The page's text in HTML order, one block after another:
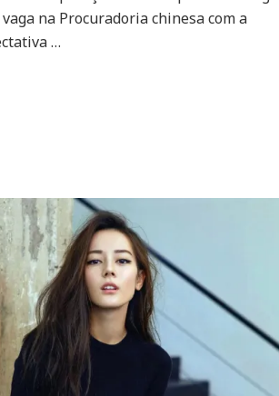
na Procuradoria chinesa com a
…